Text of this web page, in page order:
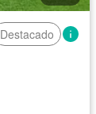
Destacado